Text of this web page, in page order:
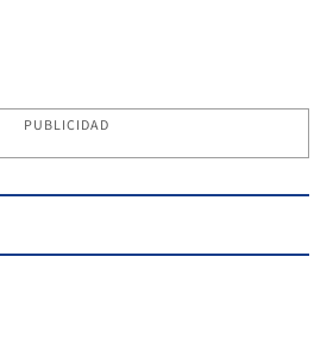
PUBLICIDAD